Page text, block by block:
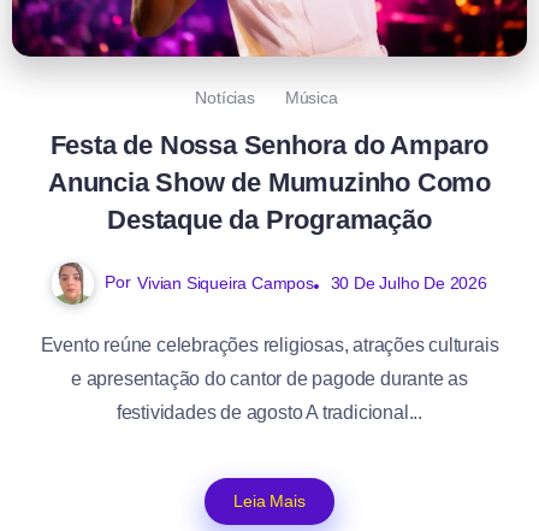
Notícias Música
Festa de Nossa Senhora do Amparo
Anuncia Show de Mumuzinho Como
Destaque da Programação
Por Vivian Siqueira Campos 30 De Julho De 2026
Evento reúne celebrações religiosas, atrações culturais
e apresentação do cantor de pagode durante as
festividades de agosto A tradicional...
Leia Mais